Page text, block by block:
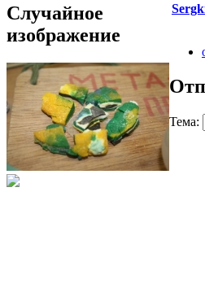
Случайное
изображение
Тема: